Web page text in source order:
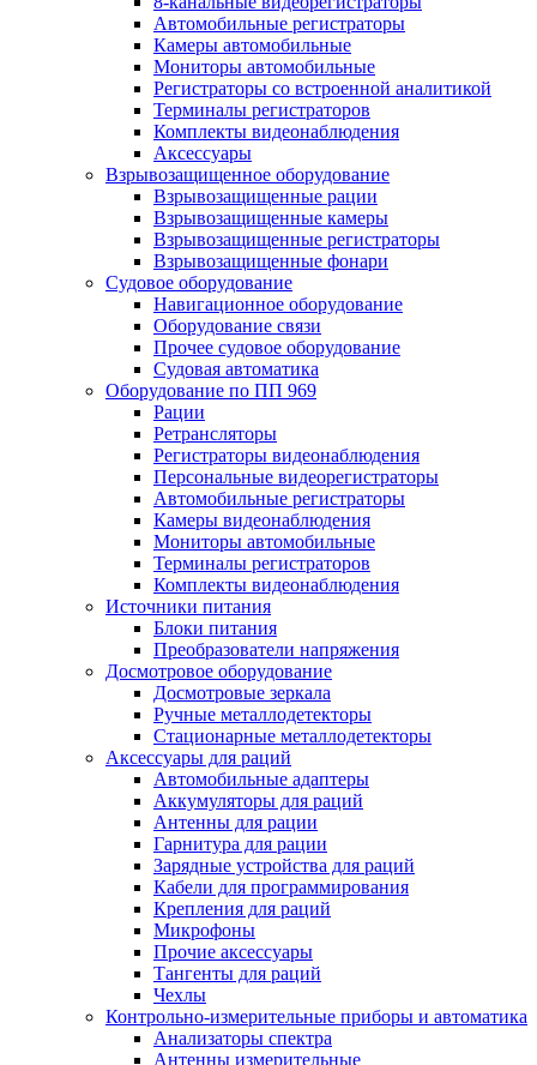
Автомобильные регистраторы
Камеры автомобильные
Мониторы автомобильные
Регистраторы со встроенной аналитикой
Терминалы регистраторов
Комплекты видеонаблюдения
Аксессуары
Взрывозащищенное оборудование
Взрывозащищенные рации
Взрывозащищенные камеры
Взрывозащищенные регистраторы
Взрывозащищенные фонари
Судовое оборудование
Навигационное оборудование
Оборудование связи
Прочее судовое оборудование
Судовая автоматика
Оборудование по ПП 969
Рации
Ретрансляторы
Регистраторы видеонаблюдения
Персональные видеорегистраторы
Автомобильные регистраторы
Камеры видеонаблюдения
Мониторы автомобильные
Терминалы регистраторов
Комплекты видеонаблюдения
Источники питания
Блоки питания
Преобразователи напряжения
Досмотровое оборудование
Досмотровые зеркала
Ручные металлодетекторы
Стационарные металлодетекторы
Аксессуары для раций
Автомобильные адаптеры
Аккумуляторы для раций
Антенны для рации
Гарнитура для рации
Зарядные устройства для раций
Кабели для программирования
Крепления для раций
Микрофоны
Прочие аксессуары
Тангенты для раций
Чехлы
Контрольно-измерительные приборы и автоматика
Анализаторы спектра
Антенны измерительные